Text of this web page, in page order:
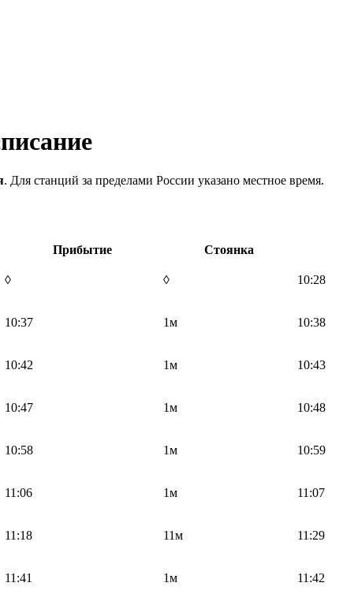
. Для станций за пределами России указано местное время.
Прибытие Стоянка
◊ ◊ 10:28
10:37 1м 10:38
10:42 1м 10:43
10:47 1м 10:48
10:58 1м 10:59
11:06 1м 11:07
11:18 11м 11:29
11:41 1м 11:42